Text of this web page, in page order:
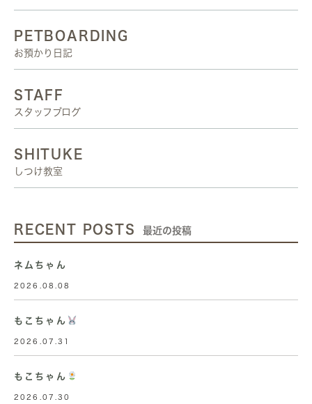
PETBOARDING
お預かり日記
STAFF
スタッフブログ
SHITUKE
しつけ教室
RECENT POSTS 最近の投稿
ネムちゃん
2026.08.08
もこちゃん
2026.07.31
もこちゃん
2026.07.30